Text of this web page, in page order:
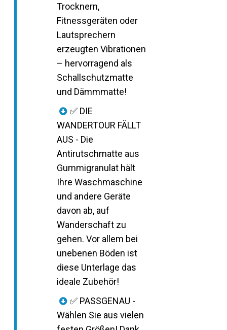
Trocknern,
Fitnessgeräten oder
Lautsprechern
erzeugten Vibrationen
– hervorragend als
Schallschutzmatte
und Dämmmatte!
✅ DIE
WANDERTOUR FÄLLT
AUS - Die
Antirutschmatte aus
Gummigranulat hält
Ihre Waschmaschine
und andere Geräte
davon ab, auf
Wanderschaft zu
gehen. Vor allem bei
unebenen Böden ist
diese Unterlage das
ideale Zubehör!
✅ PASSGENAU -
Wählen Sie aus vielen